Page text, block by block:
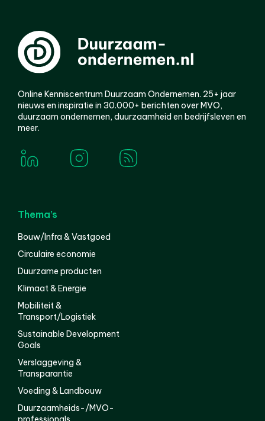
Online Kenniscentrum Duurzaam Ondernemen. 25+ jaar
nieuws en inspiratie in 30.000+ berichten over MVO,
duurzaam ondernemen, duurzaamheid en bedrijfsleven en
meer.
Thema’s
Bouw/Infra & Vastgoed
Circulaire economie
Duurzame producten
Klimaat & Energie
Mobiliteit &
Transport/Logistiek
Sustainable Development
Goals
Verslaggeving &
Transparantie
Voeding & Landbouw
Duurzaamheids-/MVO-